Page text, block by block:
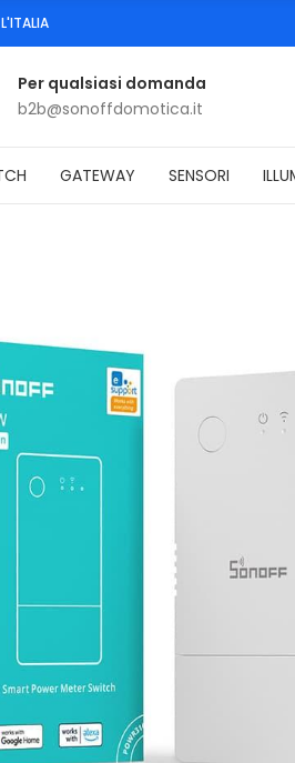
Per qualsiasi domanda
b2b@sonoffdomotica.it
GATEWAY SENSORI